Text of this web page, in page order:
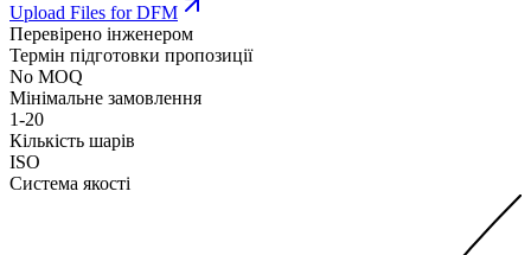
Upload Files for DFM
Перевірено інженером
Термін підготовки пропозиції
No MOQ
Мінімальне замовлення
1-20
Кількість шарів
ISO
Система якості